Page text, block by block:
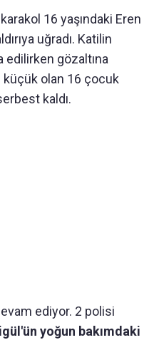
16 yaşındaki Eren
uğradı. Katilin
edilirken gözaltına
küçük olan 16 çocuk
kaldı.
ediyor. 2 polisi
yoğun bakımdaki